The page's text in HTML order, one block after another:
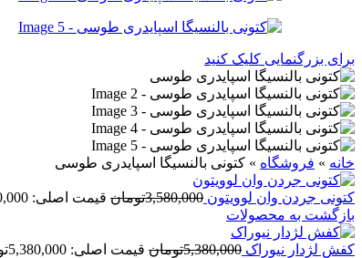
برای بزرگنمایی کلیک کنید
خانه » فروشگاه » کتونی بالنسیگا اسپايدری طوسی
کتونی جردن وان لوويتون 3,580,000تومان قیمت اصلی: 3,580,000تومان بود.
بازگشت به محصولات
کفش لژدار نيوراک 5,380,000تومان قیمت اصلی: 5,380,000تومان بود.